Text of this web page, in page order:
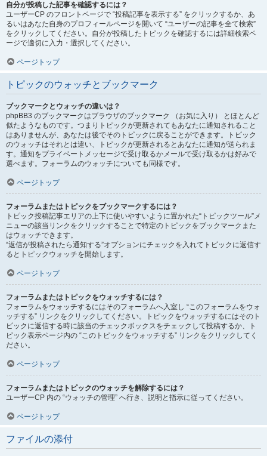
自分が投稿した記事を確認するには？
ユーザーCP のフロントページで “投稿記事を表示する” をクリックするか、あ
るいはあなた自身のプロフィールページを開いて “ユーザーの記事を全て検索”
をクリックしてください。自分が投稿したトピックを確認するには詳細検索ペ
ージで適切に入力・選択してください。
ページトップ
トピックのウォッチとブックマーク
ブックマークとウォッチの違いは？
phpBB3 のブックマークはブラウザのブックマーク （お気に入り） とほとんど
似たようなものです。つまりトピックが更新されてもあなたに通知されること
はありませんが、あなたは後でそのトピックに戻ることができます。トピック
のウォッチはそれとは違い、トピックが更新されるとあなたに通知が送られま
す。通知をプライベートメッセージで受け取るかメールで受け取るかは好みで
選べます。フォーラムのウォッチについても同様です。
ページトップ
フォーラムまたはトピックをブックマークするには？
トピック投稿記事エリアの上下に使いやすいように置かれた“トピックツール”メ
ニューの該当リンクをクリックすることで特定のトピックをブックマークまた
はウォッチできます。
“返信が投稿されたら通知する”オプションにチェックを入れてトピックに返信す
るとトピックウォッチを開始します。
ページトップ
フォーラムまたはトピックをウォッチするには？
フォーラムをウォッチするにはそのフォーラムへ入室し “このフォーラムをウォ
ッチする” リンクをクリックしてください。トピックをウォッチするにはそのト
ピックに返信する時に該当のチェックボックスをチェックして投稿するか、ト
ピック表示ページ内の “このトピックをウォッチする” リンクをクリックしてく
ださい。
ページトップ
フォーラムまたはトピックのウォッチを解除するには？
ユーザーCP 内の “ウォッチの管理” へ行き、説明と指示に従ってください。
ページトップ
ファイルの添付